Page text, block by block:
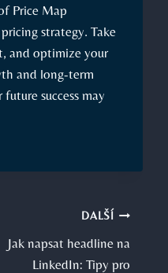
Price Map
strategy. Take
and optimize your
and long-term
success may
DALŠÍ
Jak napsat headline na
LinkedIn: Tipy pro